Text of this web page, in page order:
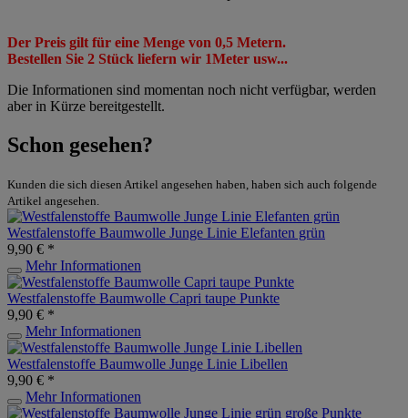
Der Preis gilt für eine Menge von 0,5 Metern.
Bestellen Sie 2 Stück liefern wir 1Meter usw...
Die Informationen sind momentan noch nicht verfügbar, werden
aber in Kürze bereitgestellt.
Schon gesehen?
Kunden die sich diesen Artikel angesehen haben, haben sich auch folgende
Artikel angesehen.
Westfalenstoffe Baumwolle Junge Linie Elefanten grün
9,90 € *
Mehr Informationen
Westfalenstoffe Baumwolle Capri taupe Punkte
9,90 € *
Mehr Informationen
Westfalenstoffe Baumwolle Junge Linie Libellen
9,90 € *
Mehr Informationen